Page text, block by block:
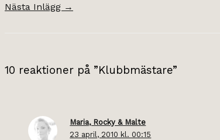
Nästa Inlägg →
10 reaktioner på ”Klubbmästare”
Maria, Rocky & Malte
23 april, 2010 kl. 00:15